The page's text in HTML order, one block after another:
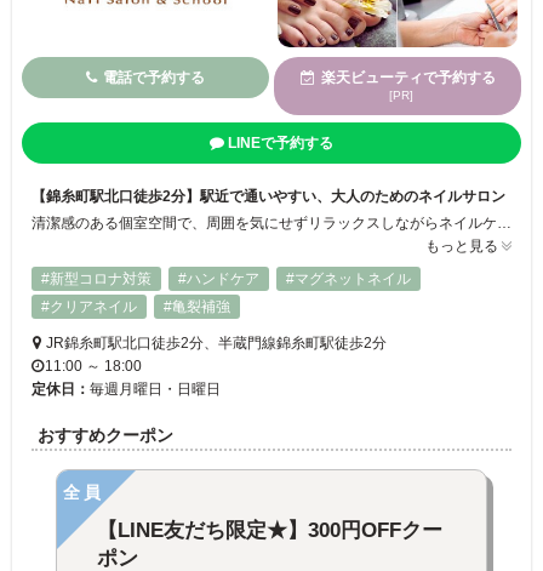
電話で予約する 楽天ビューティで予約する
[PR]
LINEで予約する
【錦糸町駅北口徒歩2分】駅近で通いやすい、大人のためのネイルサロン
清潔感のある個室空間で、周囲を気にせずリラックスしながらネイルケアのひと時をお過ごしいただけます。落ち着いた雰囲気で大人のお客様へ向けたサービスを提供しております。 日本ネイリスト協会認定サロンに登録されており、有資格の経験豊富なネイリストが信頼と丁寧なおもてなしでお客様をお迎えいたします。
もっと見る
#新型コロナ対策
#ハンドケア
#マグネットネイル
#クリアネイル
#亀裂補強
JR錦糸町駅北口徒歩2分、半蔵門線錦糸町駅徒歩2分
11:00 ～ 18:00
定休日： 毎週月曜日・日曜日
おすすめクーポン
全員
【LINE友だち限定★】300円OFFクー
ポン